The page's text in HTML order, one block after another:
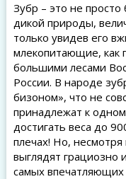
Зубр – это не
дикой природы,
только увидев его
млекопитающие, как
большими лесами
России. В народе
бизоном», что не
принадлежат к
достигать веса до
плечах! Но,
выглядят
самых